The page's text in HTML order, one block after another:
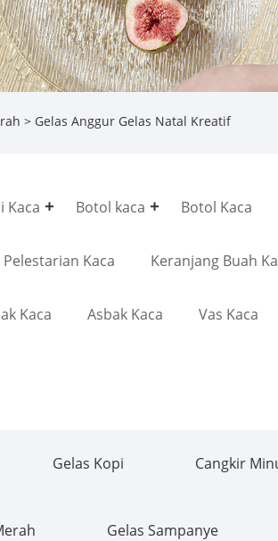
> Gelas Anggur Gelas Natal Kreatif
Kaca Botol kaca Botol Kaca
Kaca Keranjang Buah
Kaca Asbak Kaca Vas Kaca
Gelas Kopi Cangkir
Gelas Sampanye